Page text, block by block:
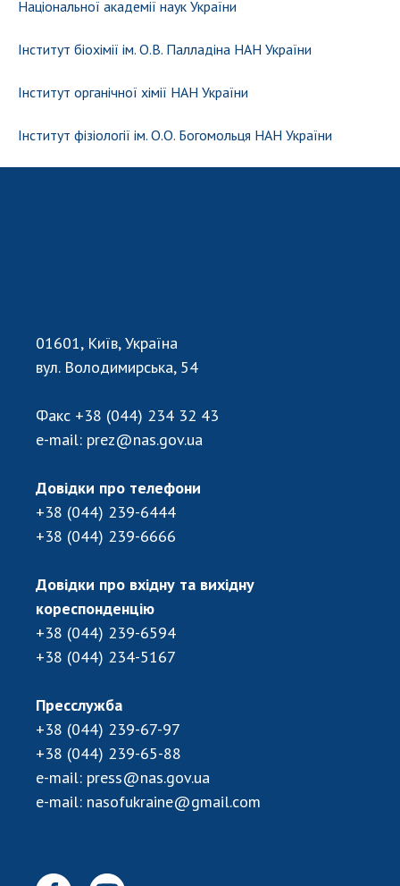
Національної академії наук України
Інститут біохімії ім. О.В. Палладіна НАН України
Інститут органічної хімії НАН України
Інститут фізіології ім. О.О. Богомольця НАН України
01601, Київ, Україна
вул. Володимирська, 54
Факс +38 (044) 234 32 43
e-mail: prez@nas.gov.ua
Довідки про телефони
+38 (044) 239-6444
+38 (044) 239-6666
Довідки про вхідну та вихідну
кореспонденцію
+38 (044) 239-6594
+38 (044) 234-5167
Пресслужба
+38 (044) 239-67-97
+38 (044) 239-65-88
e-mail: press@nas.gov.ua
e-mail: nasofukraine@gmail.com